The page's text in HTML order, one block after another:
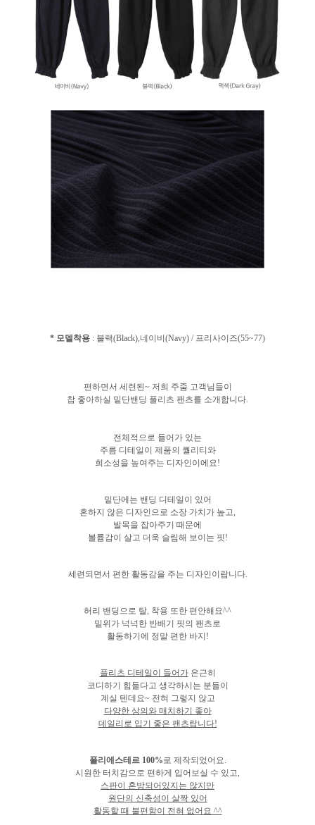
* 모델착용 : 블랙(Black),네이비(Navy) / 프리사이즈(55~77)
편하면서 세련된~ 저희 주줌 고객님들이
참 좋아하실 밑단밴딩 플리츠 팬츠를 소개합니다.
전체적으로 들어가 있는
주름 디테일이 제품의 퀄리티와
희소성을 높여주는 디자인이에요!
밑단에는 밴딩 디테일이 있어
흔하지 않은 디자인으로 소장 가치가 높고,
발목을 잡아주기 때문에
볼륨감이 살고 더욱 슬림해 보이는 핏!
세련되면서 편한 활동감을 주는 디자인이랍니다.
허리 밴딩으로 탈, 착용 또한 편안해요^^
밑위가 넉넉한 반배기 핏의 팬츠로
활동하기에 정말 편한 바지!
플리츠 디테일이 들어가은근히
코디하기 힘들다고 생각하시는 분들이
계실 텐데요~ 전혀 그렇지 않고
다양한 상의와 매치하기 좋아
데일리로 입기 좋은 팬츠랍니다!
폴리에스테르 100%로 제작되었어요.
시원한 터치감으로 편하게 입어보실 수 있고,
스판이 혼방되어있지는 않지만
원단의 신축성이 살짝 있어
활동할 때 불편함이 전혀 없어요 ^^